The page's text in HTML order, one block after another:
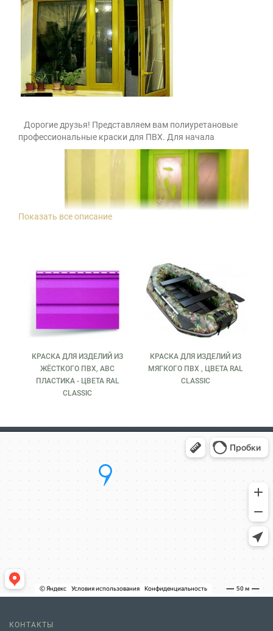
Дорогие друзья! Представляем вам полиуретановые
профессиональные краски для ПВХ. Для начала
напомним, какие изделия изготавливаются из
замечательного полимера - жёсткого и мягкого ПВХ
(поливинилхлорида) а также ABC пластика. Это: рамы
стеклопакетов в квартирах, подоконники, сайдинг,
для внутренней и внешней отделки жилища, корпуса
оргтехники, рекламные светящиеся блоки, игрушки,
трубы водопроводные и канализации, мебель и надувные
лодки, бассейны, натяжные потолки, баннеры, тенты,
объекты (в том числе из ПВХ) в желаемый цвет. Полимер
ПВХ капризен в вопросе выбора краски для ПВХ и
технологии покраски. Конечно, можно красить ПВХ
красками и технологиями на органических растворителях,
но это дорого и зачастую невозможно из-за санитарных
укрывистое полуматовое покрытие с шелковистым
блеском, имеющее высокую износостойкость,
выдерживающее большие перепады температуры и
Показать все описание
КРАСКА ДЛЯ ИЗДЕЛИЙ ИЗ
ЖЁСТКОГО ПВХ, ABC
ПЛАСТИКА - ЦВЕТА RAL
CLASSIC
КРАСКА ДЛЯ ИЗДЕЛИЙ ИЗ
МЯГКОГО ПВХ , ЦВЕТА RAL
CLASSIC
КОНТАКТЫ